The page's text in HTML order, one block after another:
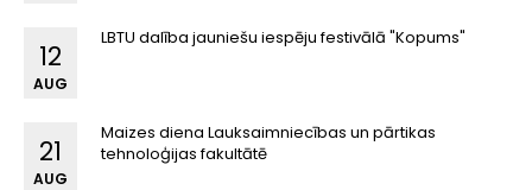
LBTU dalība jauniešu iespēju festivālā "Kopums"
12
AUG
Maizes diena Lauksaimniecības un pārtikas
tehnoloģijas fakultātē
21
AUG